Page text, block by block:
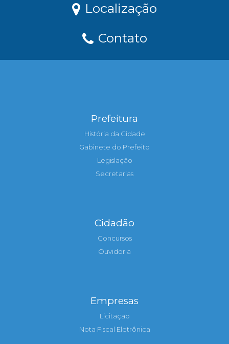
Localização
Contato
Prefeitura
História da Cidade
Gabinete do Prefeito
Legislação
Secretarias
Cidadão
Concursos
Ouvidoria
Empresas
Licitação
Nota Fiscal Eletrônica